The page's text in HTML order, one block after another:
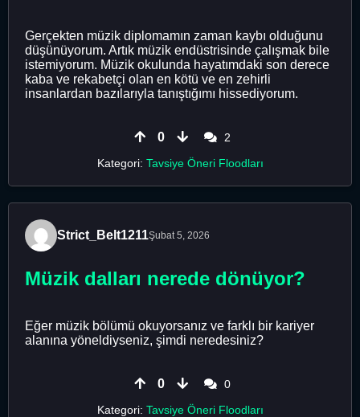
Gerçekten müzik diplomamın zaman kaybı olduğunu
düşünüyorum. Artık müzik endüstrisinde çalışmak bile
istemiyorum. Müzik okulunda hayatımdaki son derece
kaba ve rekabetçi olan en kötü ve en zehirli
insanlardan bazılarıyla tanıştığımı hissediyorum.
0
2
Kategori: Tavsiye Öneri Floodları
Strict_Belt1211Şubat 5, 2026
Müzik dalları nerede dönüyor?
Eğer müzik bölümü okuyorsanız ve farklı bir kariyer
alanına yöneldiyseniz, şimdi neredesiniz?
0
0
Kategori: Tavsiye Öneri Floodları